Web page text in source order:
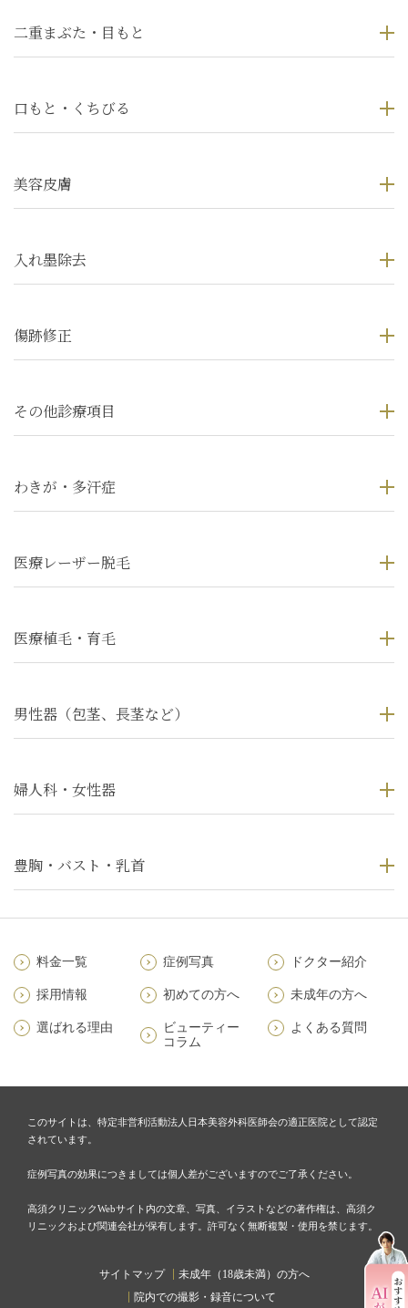
二重まぶた・目もと
口もと・くちびる
美容皮膚
入れ墨除去
傷跡修正
その他診療項目
わきが・多汗症
医療レーザー脱毛
医療植毛・育毛
男性器（包茎、長茎など）
婦人科・女性器
豊胸・バスト・乳首
料金一覧 症例写真 ドクター紹介
採用情報 初めての方へ 未成年の方へ
選ばれる理由
ビューティー
コラム
よくある質問
このサイトは、特定非営利活動法人日本美容外科医師会の適正医院として認定
されています。
症例写真の効果につきましては個人差がございますのでご了承ください。
高須クリニックWebサイト内の文章、写真、イラストなどの著作権は、高須ク
リニックおよび関連会社が保有します。許可なく無断複製・使用を禁じます。
サイトマップ
未成年（18歳未満）の方へ
院内での撮影・録音について